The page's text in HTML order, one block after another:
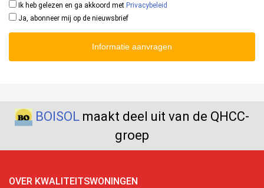
Ik heb gelezen en ga akkoord met Privacybeleid
Ja, abonneer mij op de nieuwsbrief
Informatie aanvragen
BOISOL maakt deel uit van de QHCC-
groep
OVER KWALITEITSWONINGEN